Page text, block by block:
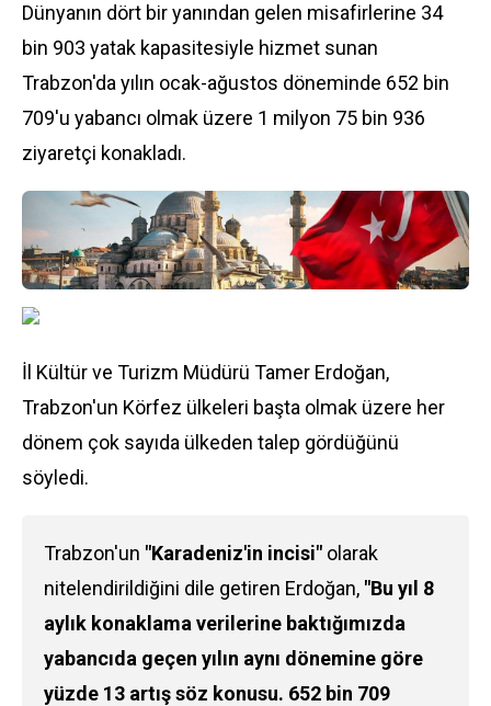
Dünyanın dört bir yanından gelen misafirlerine 34
bin 903 yatak kapasitesiyle hizmet sunan
Trabzon'da yılın ocak-ağustos döneminde 652 bin
709'u yabancı olmak üzere 1 milyon 75 bin 936
ziyaretçi konakladı.
İl Kültür ve Turizm Müdürü Tamer Erdoğan,
Trabzon'un Körfez ülkeleri başta olmak üzere her
dönem çok sayıda ülkeden talep gördüğünü
söyledi.
Trabzon'un "Karadeniz'in incisi" olarak
nitelendirildiğini dile getiren Erdoğan, "Bu yıl 8
aylık konaklama verilerine baktığımızda
yabancıda geçen yılın aynı dönemine göre
yüzde 13 artış söz konusu. 652 bin 709